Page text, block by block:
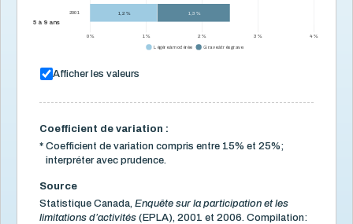
Enfants handicapés
Familles ayant un enfant bénéficiaire du supplément
pour enfant handicapé
Maladies infectieuses
Services de santé et services sociaux
Services éducatifs à l'enfance
Situation économique
Utilisation des écrans
0 % 1 % 2 % 3 % 4 %
1,2 % 1,3 %
5 à 9 ans
2001
Légère à modérée Grave à très grave
Afficher les valeurs
Coefficient de variation :
* Coefficient de variation compris entre 15% et 25%;
interpréter avec prudence.
Source
Statistique Canada, Enquête sur la participation et les
limitations d’activités (EPLA), 2001 et 2006. Compilation: